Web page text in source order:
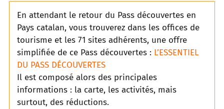
En attendant le retour du Pass découvertes en
Pays catalan, vous trouverez dans les offices de
tourisme et les 71 sites adhérents, une offre
simplifiée de ce Pass découvertes : L’ESSENTIEL
DU PASS DÉCOUVERTES
Il est composé alors des principales
informations : la carte, les activités, mais
surtout, des réductions.